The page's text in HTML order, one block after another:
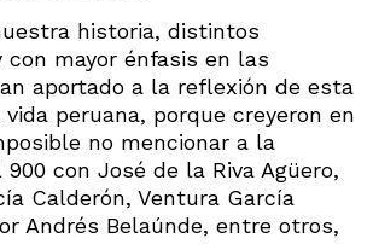
historia, distintos
con mayor énfasis en las
aportado a la reflexión de esta
peruana, porque creyeron en
no mencionar a la
con José de la Riva Agüero,
Calderón, Ventura García
Andrés Belaúnde, entre otros,